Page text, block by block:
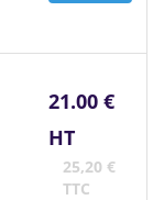
21.00 €
HT
25,20 €
TTC